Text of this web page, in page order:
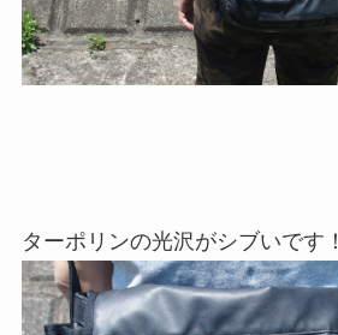
ターポリンの光沢がシブいです！